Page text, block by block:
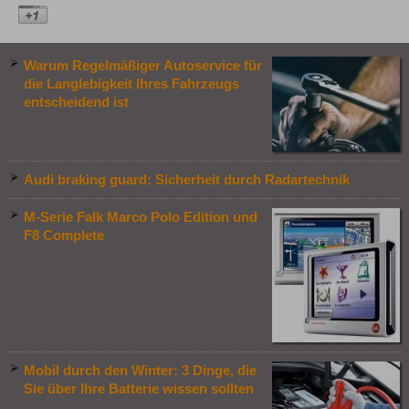
Warum Regelmäßiger Autoservice für
die Langlebigkeit Ihres Fahrzeugs
entscheidend ist
Audi braking guard: Sicherheit durch Radartechnik
M-Serie Falk Marco Polo Edition und
F8 Complete
Mobil durch den Winter: 3 Dinge, die
Sie über Ihre Batterie wissen sollten